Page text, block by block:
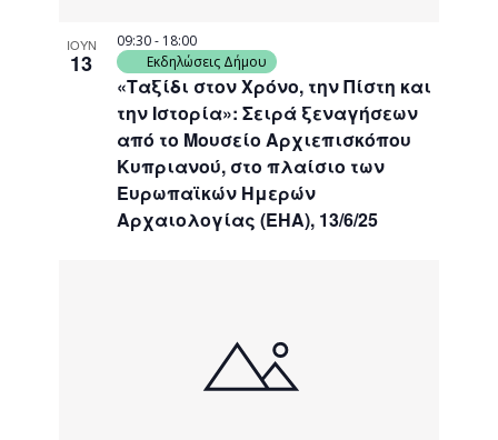
ΙΟΥΝ
13
«Ταξίδι στον Χρόνο, την Πίστη και
την Ιστορία»: Σειρά ξεναγήσεων
από το Μουσείο Αρχιεπισκόπου
Κυπριανού, στο πλαίσιο των
Ευρωπαϊκών Ημερών
Αρχαιολογίας (ΕΗΑ), 13/6/25
09:30- 18:00
Εκδηλώσεις Δήμου